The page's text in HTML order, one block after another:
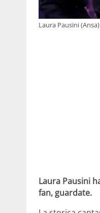
Laura Pausini
Laura Pausini
fan, guardate.